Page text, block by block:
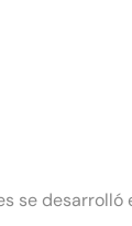
se desarrolló